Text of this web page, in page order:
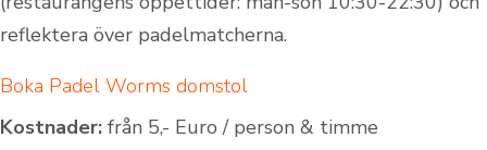
reflektera över padelmatcherna.
Boka Padel Worms domstol
Kostnader: från 5,- Euro / person & timme